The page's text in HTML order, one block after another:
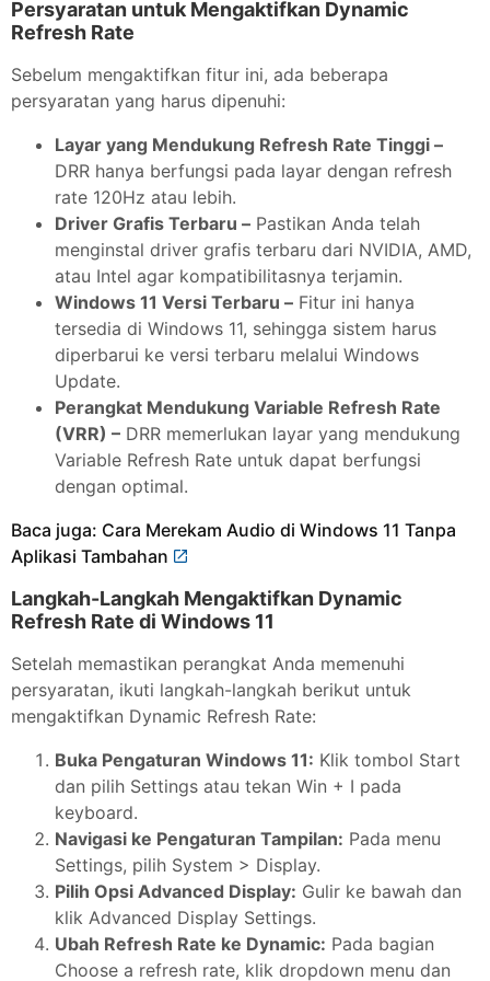
Persyaratan untuk Mengaktifkan Dynamic
Refresh Rate
Sebelum mengaktifkan fitur ini, ada beberapa
persyaratan yang harus dipenuhi:
Layar yang Mendukung Refresh Rate Tinggi –
DRR hanya berfungsi pada layar dengan refresh
rate 120Hz atau lebih.
Driver Grafis Terbaru – Pastikan Anda telah
menginstal driver grafis terbaru dari NVIDIA, AMD,
atau Intel agar kompatibilitasnya terjamin.
Windows 11 Versi Terbaru – Fitur ini hanya
tersedia di Windows 11, sehingga sistem harus
diperbarui ke versi terbaru melalui Windows
Update.
Perangkat Mendukung Variable Refresh Rate
(VRR) – DRR memerlukan layar yang mendukung
Variable Refresh Rate untuk dapat berfungsi
dengan optimal.
Baca juga: Cara Merekam Audio di Windows 11 Tanpa
Aplikasi Tambahan
Langkah-Langkah Mengaktifkan Dynamic
Refresh Rate di Windows 11
Setelah memastikan perangkat Anda memenuhi
persyaratan, ikuti langkah-langkah berikut untuk
mengaktifkan Dynamic Refresh Rate:
Buka Pengaturan Windows 11: Klik tombol Start
dan pilih Settings atau tekan Win + I pada
keyboard.
Navigasi ke Pengaturan Tampilan: Pada menu
Settings, pilih System > Display.
Pilih Opsi Advanced Display: Gulir ke bawah dan
klik Advanced Display Settings.
Ubah Refresh Rate ke Dynamic: Pada bagian
Choose a refresh rate, klik dropdown menu dan